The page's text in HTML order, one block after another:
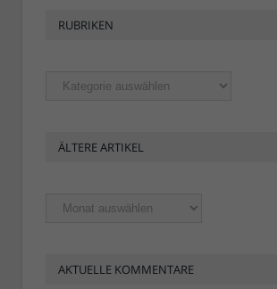
RUBRIKEN
Rubriken
ÄLTERE ARTIKEL
Ältere
Artikel
AKTUELLE KOMMENTARE